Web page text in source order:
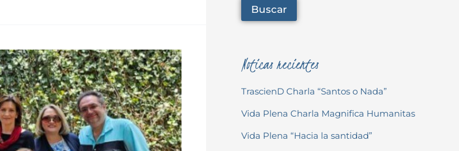
Buscar
Noticas recientes
TrascienD Charla “Santos o Nada”
Vida Plena Charla Magnifica Humanitas
Vida Plena “Hacia la santidad”